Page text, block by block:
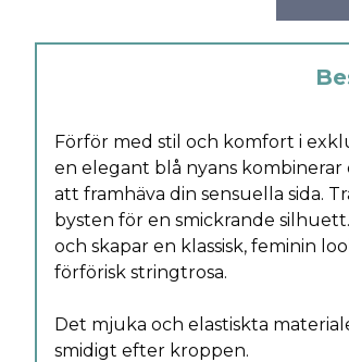
Förför med stil och komfort i
en elegant blå nyans
att framhäva din sensuella sida.
bysten för en smickrande
och skapar en klassisk, feminin
förförisk stringtrosa.
Det mjuka och elastiskta
smidigt efter kroppen.